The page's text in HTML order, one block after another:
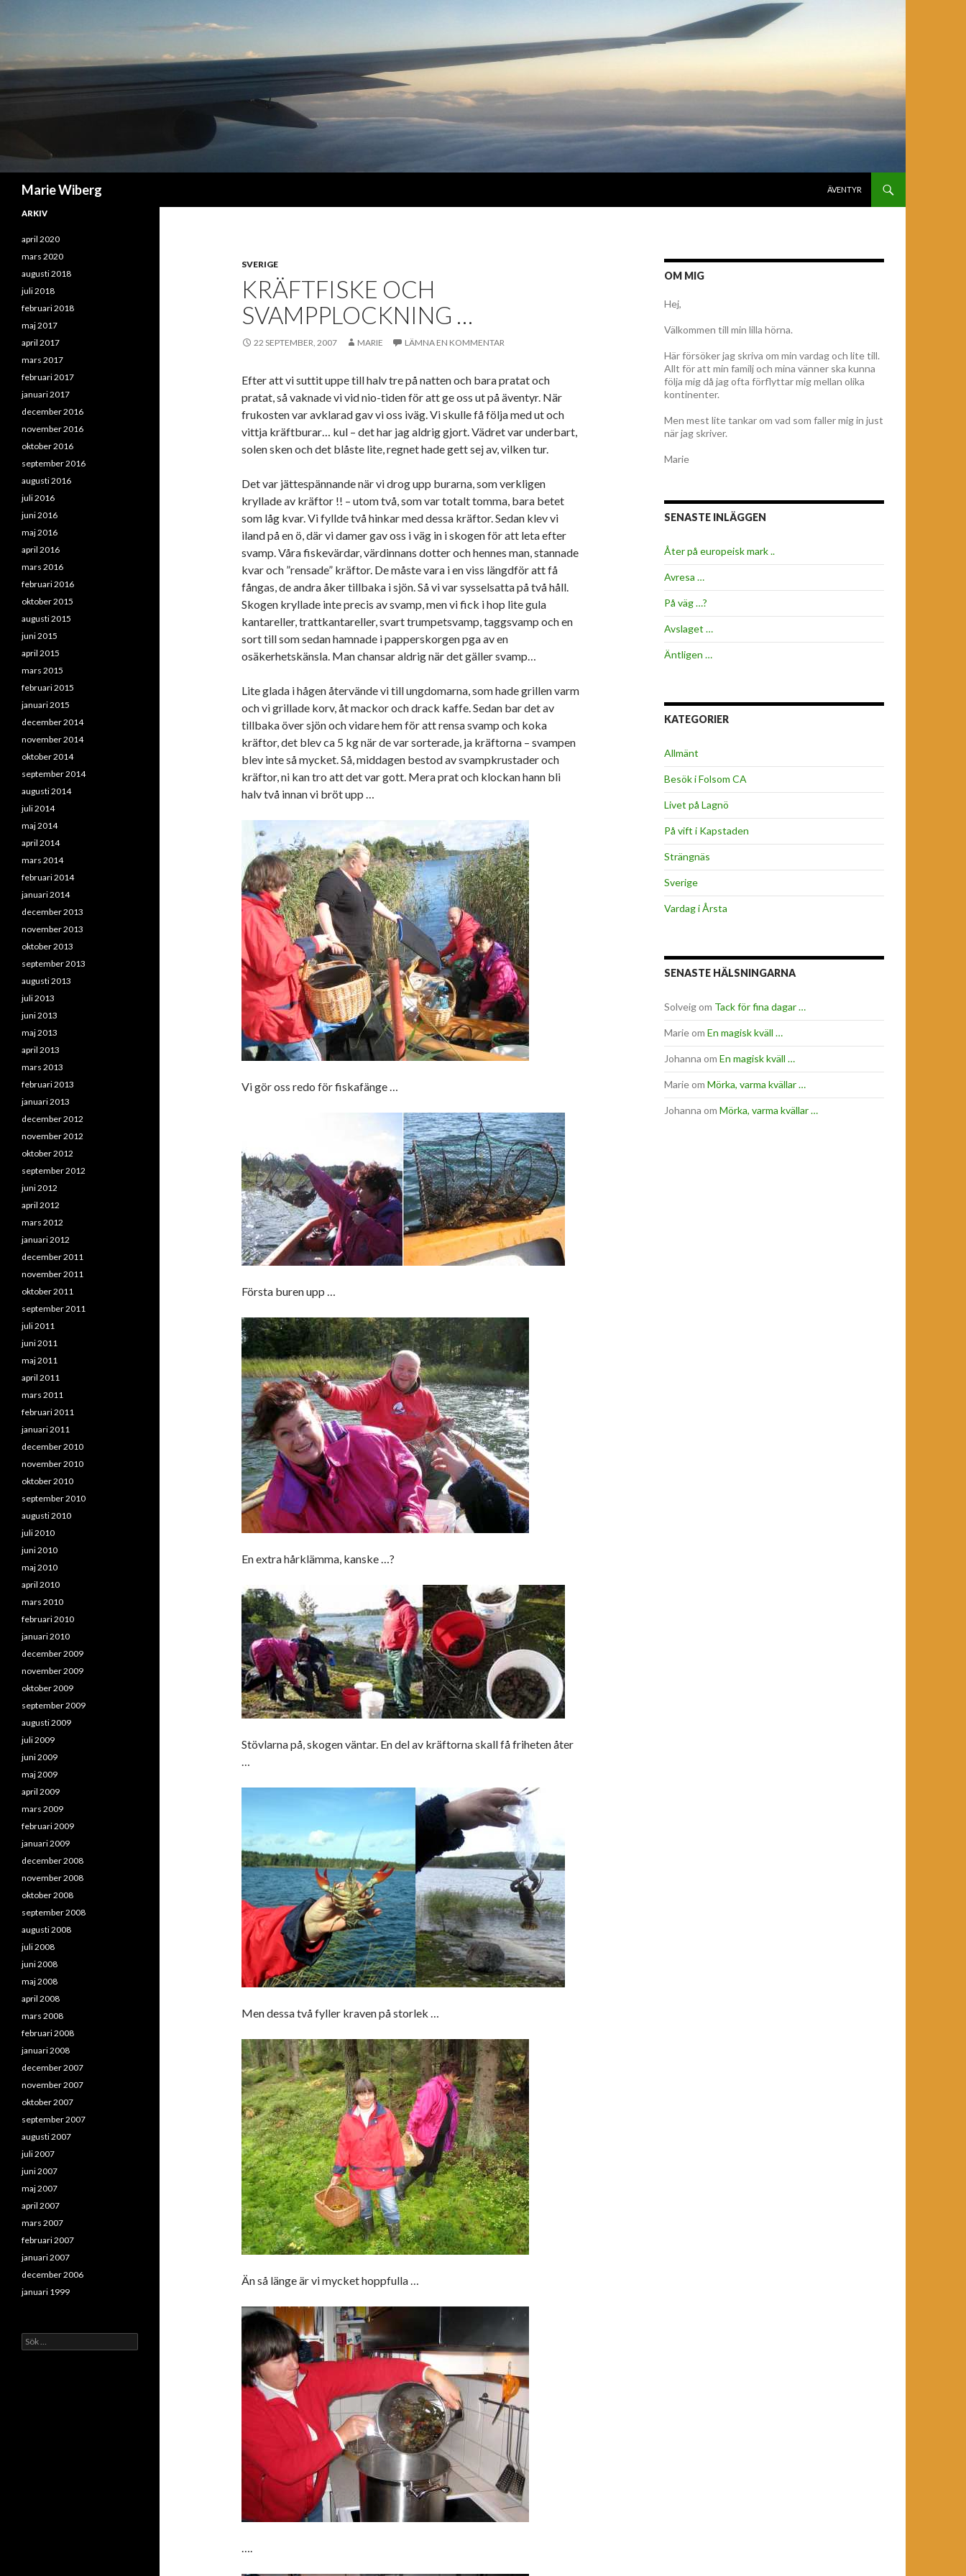
Marie Wiberg
ÄVENTYR
SVERIGE
KRÄFTFISKE OCH
SVAMPPLOCKNING …
22 SEPTEMBER, 2007 MARIE LÄMNA EN KOMMENTAR
Efter att vi suttit uppe till halv tre på natten och bara pratat och
pratat, så vaknade vi vid nio-tiden för att ge oss ut på äventyr. När
frukosten var avklarad gav vi oss iväg. Vi skulle få följa med ut och
vittja kräftburar… kul – det har jag aldrig gjort. Vädret var underbart,
solen sken och det blåste lite, regnet hade gett sej av, vilken tur.
Det var jättespännande när vi drog upp burarna, som verkligen
kryllade av kräftor !! – utom två, som var totalt tomma, bara betet
som låg kvar. Vi fyllde två hinkar med dessa kräftor. Sedan klev vi
iland på en ö, där vi damer gav oss i väg in i skogen för att leta efter
svamp. Våra fiskevärdar, värdinnans dotter och hennes man, stannade
kvar och ”rensade” kräftor. De måste vara i en viss längdför att få
fångas, de andra åker tillbaka i sjön. Så vi var sysselsatta på två håll.
Skogen kryllade inte precis av svamp, men vi fick i hop lite gula
kantareller, trattkantareller, svart trumpetsvamp, taggsvamp och en
sort till som sedan hamnade i papperskorgen pga av en
osäkerhetskänsla. Man chansar aldrig när det gäller svamp…
Lite glada i hågen återvände vi till ungdomarna, som hade grillen varm
och vi grillade korv, åt mackor och drack kaffe. Sedan bar det av
tillbaka över sjön och vidare hem för att rensa svamp och koka
kräftor, det blev ca 5 kg när de var sorterade, ja kräftorna – svampen
blev inte så mycket. Så, middagen bestod av svampkrustader och
kräftor, ni kan tro att det var gott. Mera prat och klockan hann bli
halv två innan vi bröt upp …
Vi gör oss redo för fiskafänge …
Första buren upp …
En extra hårklämma, kanske …?
Stövlarna på, skogen väntar. En del av kräftorna skall få friheten åter
…
Men dessa två fyller kraven på storlek …
Än så länge är vi mycket hoppfulla …
….
OM MIG
Hej,
Välkommen till min lilla hörna.
Här försöker jag skriva om min vardag och lite till.
Allt för att min familj och mina vänner ska kunna
följa mig då jag ofta förflyttar mig mellan olika
kontinenter.
Men mest lite tankar om vad som faller mig in just
när jag skriver.
Marie
SENASTE INLÄGGEN
Åter på europeisk mark ..
Avresa …
På väg …?
Avslaget …
Äntligen …
KATEGORIER
Allmänt
Besök i Folsom CA
Livet på Lagnö
På vift i Kapstaden
Strängnäs
Sverige
Vardag i Årsta
SENASTE HÄLSNINGARNA
Solveigom Tack för fina dagar …
Marieom En magisk kväll …
Johanna om En magisk kväll …
Marieom Mörka, varma kvällar …
Johanna om Mörka, varma kvällar …
ARKIV
april 2020
mars 2020
augusti 2018
juli 2018
februari 2018
maj 2017
april 2017
mars 2017
februari 2017
januari 2017
december 2016
november 2016
oktober 2016
september 2016
augusti 2016
juli 2016
juni 2016
maj 2016
april 2016
mars 2016
februari 2016
oktober 2015
augusti 2015
juni 2015
april 2015
mars 2015
februari 2015
januari 2015
december 2014
november 2014
oktober 2014
september 2014
augusti 2014
juli 2014
maj 2014
april 2014
mars 2014
februari 2014
januari 2014
december 2013
november 2013
oktober 2013
september 2013
augusti 2013
juli 2013
juni 2013
maj 2013
april 2013
mars 2013
februari 2013
januari 2013
december 2012
november 2012
oktober 2012
september 2012
juni 2012
april 2012
mars 2012
januari 2012
december 2011
november 2011
oktober 2011
september 2011
juli 2011
juni 2011
maj 2011
april 2011
mars 2011
februari 2011
januari 2011
december 2010
november 2010
oktober 2010
september 2010
augusti 2010
juli 2010
juni 2010
maj 2010
april 2010
mars 2010
februari 2010
januari 2010
december 2009
november 2009
oktober 2009
september 2009
augusti 2009
juli 2009
juni 2009
maj 2009
april 2009
mars 2009
februari 2009
januari 2009
december 2008
november 2008
oktober 2008
september 2008
augusti 2008
juli 2008
juni 2008
maj 2008
april 2008
mars 2008
februari 2008
januari 2008
december 2007
november 2007
oktober 2007
september 2007
augusti 2007
juli 2007
juni 2007
maj 2007
april 2007
mars 2007
februari 2007
januari 2007
december 2006
januari 1999
Sök
efter: